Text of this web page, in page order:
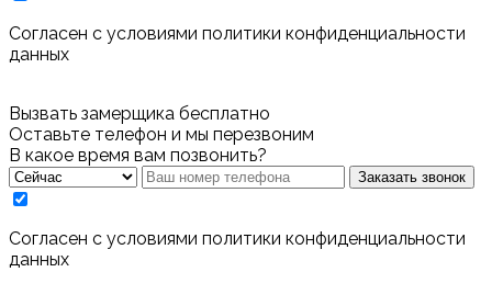
Cогласен с условиями политики конфиденциальности
данных
Вызвать замерщика бесплатно
Оставьте телефон и мы перезвоним
В какое время вам позвонить?
Заказать звонок
Cогласен с условиями политики конфиденциальности
данных